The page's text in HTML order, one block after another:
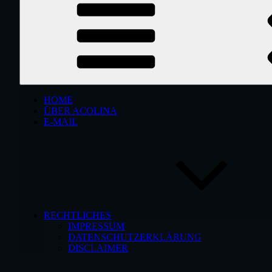
HOME
ÜBER ACOLINA
E-MAIL
RECHTLICHES
IMPRESSUM
DATENSCHUTZERKLÄRUNG
DISCLAIMER